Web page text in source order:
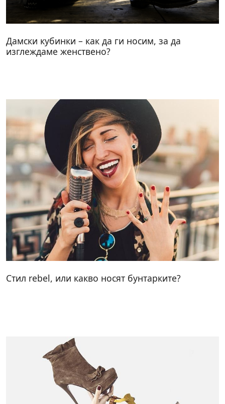
Дамски кубинки – как да ги носим, за да
изглеждаме женствено?
Стил rebel, или какво носят бунтарките?